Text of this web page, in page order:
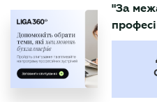
БУХГАЛТЕР
"За